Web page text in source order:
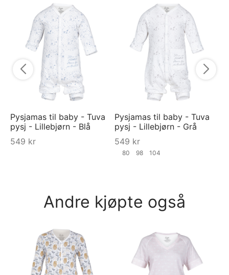
Pysjamas til baby - Tuva
pysj - Lillebjørn - Blå
549 kr
Pysjamas til baby - Tuva
pysj - Lillebjørn - Grå
549 kr
80 98 104
Andre kjøpte også